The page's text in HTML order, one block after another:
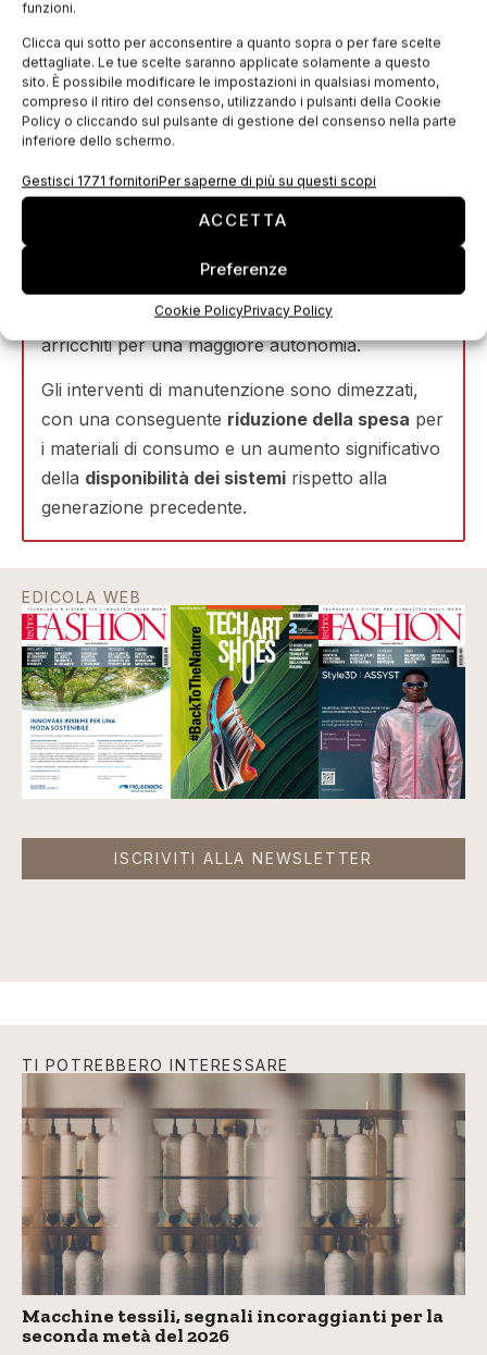
funzioni.
Clicca qui sotto per acconsentire a quanto sopra o per fare scelte
dettagliate. Le tue scelte saranno applicate solamente a questo
sito. È possibile modificare le impostazioni in qualsiasi momento,
compreso il ritiro del consenso, utilizzando i pulsanti della Cookie
Policy o cliccando sul pulsante di gestione del consenso nella parte
inferiore dello schermo.
Gestisci 1771 fornitoriPer saperne di più su questi scopi
ACCETTA
Preferenze
Cookie PolicyPrivacy Policy
integrati che le rendono pienamente compatibili
con i principi dell’Industria 4.0 .
Grazie alla data intelligence e alla connettività
migliorata, i produttori dispongono di tutti i dati di
cui hanno bisogno per aumentare
dei processi, incrementare laproduttività
qualità dei prodotti
manutenzione predittivacon contenuti digital
arricchiti per una maggiore autonomia.
Gli interventi di manutenzione sono dimezzati,
con una conseguente riduzione della spesa per
i materiali di consumo e un aumento significativo
della disponibilità dei sistemi rispetto alla
generazione precedente.
EDICOLA WEB
ISCRIVITI ALLA NEWSLETTER
TI POTREBBERO INTERESSARE
Macchine tessili, segnali incoraggianti per la
seconda metà del 2026